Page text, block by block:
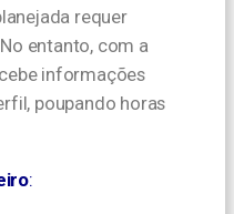
requer
entanto, com a
informações
poupando horas
: